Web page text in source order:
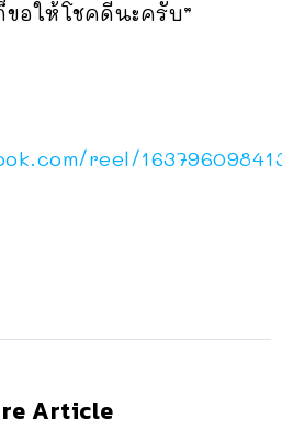
ขอให้โชคดีนะครับ”
reel/
Article